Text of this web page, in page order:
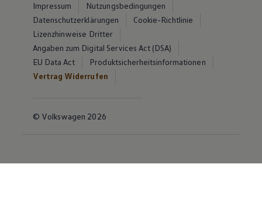
Impressum
Nutzungsbedingungen
Datenschutzerklärungen
Cookie-Richtlinie
Lizenzhinweise Dritter
Angaben zum Digital Services Act (DSA)
EU Data Act
Produktsicherheitsinformationen
Vertrag Widerrufen
© Volkswagen 2026